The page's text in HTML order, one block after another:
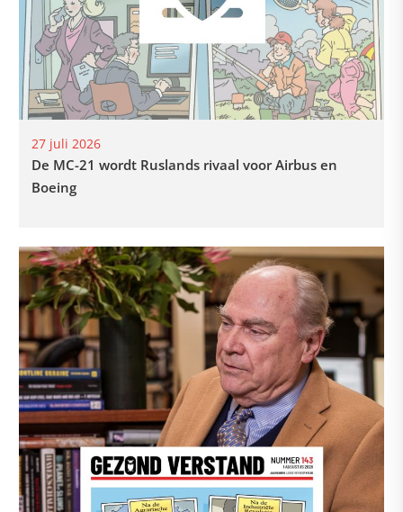
27 juli 2026
De MC-21 wordt Ruslands rivaal voor Airbus en
Boeing